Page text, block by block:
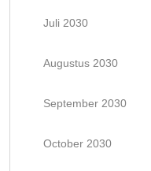
Juli 2030
Augustus 2030
September 2030
October 2030